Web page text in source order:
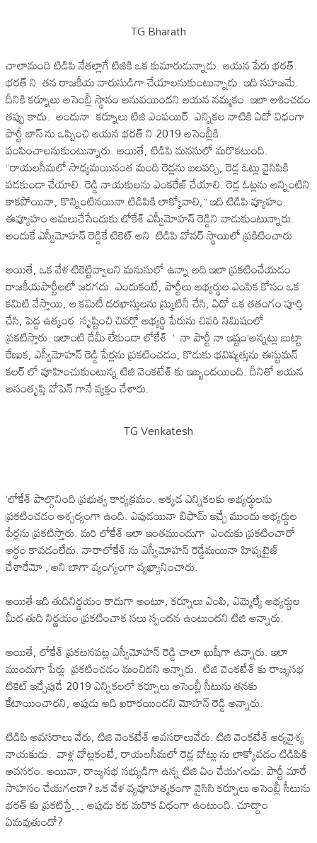
TG Bharath
చాలామంది టిడిపి నేతల్లాగే టిజికి ఒక కుమారుడున్నాడు. ఆయన పేరు భరత్.
భరత్ ని తన రాజకీయ వారుసుడిగా చేయాలనుకుంటున్నాడు. ఇది సహజమే.
దీనికి కర్నూలు అసెంబ్లీ స్థానం అనువయిందని ఆయన నమ్మకం. ఇలా ఆశించడం
తప్పు కాదు. అందునా కర్నూలు టిజి ఎంపయిర్. ఎన్నికల నాటికి ఏదో విధంగా
పార్టీ బాస్ ను ఒప్పించి ఆయన భరత్ ని 2019 అసెంబ్లీకి
పంపించాలనుకుంటున్నారు. అయితే, టిడిపి మనసులో మరొకటుంది.
‘‘రాయలసీమలో సాధ్యమయినంత మంది రెడ్లను బలపర్చి, రెడ్ల ఓట్లు వైసిపికి
పడకుండా చేయాలి. రెడ్డి నాయకులను ఎంకరేజ్ చేయాలి. రెడ్ల ఓట్లను అన్నింటిని
కాకపోయినా, కొన్నింటినయినా టిడిపికి లాక్కోవాలి,’’ ఇది టిడిపి వ్యూహం.
ఈవ్యూహం అమలుచేసేందుకు లోకేశ్ ఎస్వీమోహన్ రెడ్డిని వాడుకుంటున్నారు.
అందుకే ఎస్వీమోహన్ రెడ్డికే టికెట్ అని టిడిపి వోనర్ స్థాయిలో ప్రకిటించారు.
అయితే, ఒక వేళ టికెట్టివ్వాలని మనుసులో ఉన్నా అది ఇలా ప్రకటించేయడం
రాజకీయపార్టీలలో జరగదు. ఎందుకంటే, పార్టీలు అభ్యర్థుల ఎంపిక కోసం ఒక
కమిటి వేస్తాయి, ఆ కమిటీ దరఖాస్తులను స్క్రుటినీ చేసి, ఏదో ఒక తతంగం పూర్తి
చేసి, పెద్ద ఉత్కంఠ సృష్టించి చివర్లో అభ్యర్థి పేరును చివరి నిమిషంలో
ప్రకటిస్తారు. ఇలాంటి దేమీ లేకుండా లోకేశ్ ’ నా పార్టీ నా ఇష్టం’అన్నట్లు బుట్టా
రేణుక, ఎస్వీమోహన్ రెడ్డి పేర్లను ప్రకటించడం, కొడుకు భవిష్యత్తును ఈస్టుమన్
కలర్ లో వూహించుకుంటున్న టిజి వెంకటేశ్ కు ఇబ్బందయింది. దీనితో ఆయన
అసంతృప్తి వోపెన్ గానే వ్యక్తం చేశారు.
TG Venkatesh
‘లోకేశ్ పాల్గొనింది ప్రభుత్వ కార్యక్రమం. అక్కడ ఎన్నికలకు అభ్యర్థులను
ప్రకటించడం ఆశ్చర్యంగా ఉంది. ఎపుడయినా బిఫామ్ ఇచ్చే ముందు అభ్యర్థుల
పేర్లను ప్రకటిస్తారు. మరి లోకేశ్ ఇలా ఇంతముందుగా ఎందుకు ప్రకటించారో
అర్థం కావడంలేదు. నారాలోకేశ్ ను ఎస్వీమోహన్ రెడ్డేమయినా హిప్నటైజ్
చేశారేమో ,’అని బాగా వ్యంగ్యంగా వ్యఖ్యానించారు.
అయితే ఇది తుదినిర్ణయం కాదుగా అంటూ, కర్నూలు ఎంపి, ఎమ్మెల్యే అభ్యర్థుల
మీద తుది నిర్ణయం ప్రకటించాక సలు స్పందన ఉంటుందని టిజి అన్నారు.
అయితే, లోకేశ్ ప్రకటనపట్ల ఎస్వీమోహన్ రెడ్డి చాలా ఖుషీగా ఉన్నారు. ఇలా
ముందుగా పేర్లు ప్రకటించడం మంచిదని అన్నారు. టిజి వెంకటేశ్ కు రాజ్యసభ
టికెట్ ఇచ్చేపుడే 2019 ఎన్నికలలో కర్నూలు అసెంబ్లీ సీటును తనకు
కేటాయించారని, అపుడు అది ఖరారయిందని మోహన్ రెడ్డి అన్నారు.
టిడిపి అవసరాలు వేరు, టిజి వెంకటేశ్ అవసరాలువేరు. టిజి వెంకటేశ్ ఆర్యవైశ్య
నాయకుడు. వాళ్ల వోట్లకంటే, రాయలసీమలో రెడ్ల వోట్లు ను లాక్కోవడం టిడిపికి
అవసరం. అయినా, రాజ్యసభ సభ్యుడిగా ఉన్న టిజి ఏం చేయగలడు. పార్టీ మారే
సాహసం చేయగలడా? ఒక వేళ వ్యవూహత్మకంగా వైసిసి కర్నూలు అసెంబ్లీ సీటును
భరత్ కు ప్రకటిస్తే… అపుడు కథ మరొక విధంగా ఉంటుంది. చూద్దాం
ఏమవుతుందో?